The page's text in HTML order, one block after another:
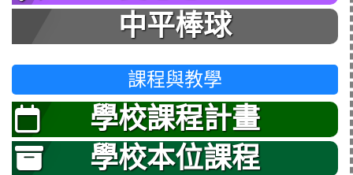
中平棒球
課程與教學
學校課程計畫
學校本位課程